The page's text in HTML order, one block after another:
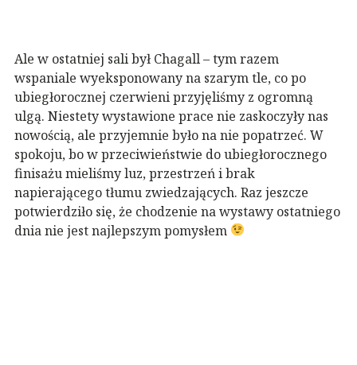
Ale w ostatniej sali był Chagall – tym razem
wspaniale wyeksponowany na szarym tle, co po
ubiegłorocznej czerwieni przyjęliśmy z ogromną
ulgą. Niestety wystawione prace nie zaskoczyły nas
nowością, ale przyjemnie było na nie popatrzeć. W
spokoju, bo w przeciwieństwie do ubiegłorocznego
finisażu mieliśmy luz, przestrzeń i brak
napierającego tłumu zwiedzających. Raz jeszcze
potwierdziło się, że chodzenie na wystawy ostatniego
dnia nie jest najlepszym pomysłem